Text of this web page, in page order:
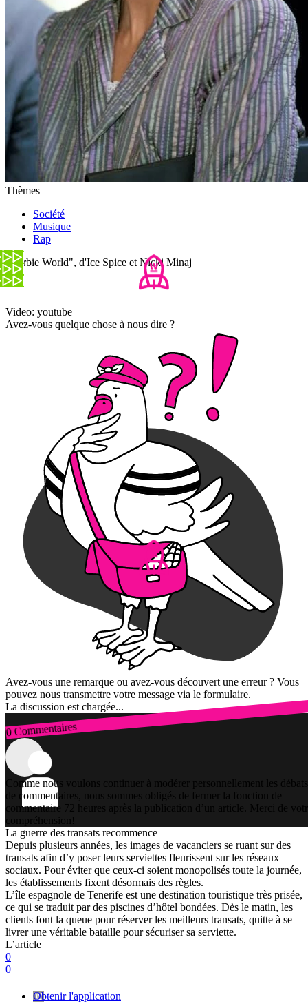
Thèmes
Société
Musique
Rap
"Barbie World", d'Ice Spice et Nicki Minaj
Video: youtube
Avez-vous quelque chose à nous dire ?
Avez-vous une remarque ou avez-vous découvert une erreur ? Vous
pouvez nous transmettre votre message via le formulaire.
La discussion est chargée...
0 Commentaires
Connexion
Comme nous voulons continuer à modérer personnellement les débats
de commentaires, nous sommes obligés de fermer la fonction de
commentaire 72 heures après la publication d’un article. Merci de
compréhension!
La guerre des transats recommence
Depuis plusieurs années, les images de vacanciers se ruant sur des
transats afin d’y poser leurs serviettes fleurissent sur les réseaux
sociaux. Pour éviter que ceux-ci soient monopolisés toute la journée,
les établissements fixent désormais des règles.
L’île espagnole de Tenerife est une destination touristique très prisée,
ce qui se traduit par des piscines d’hôtel bondées. Dès le matin, les
clients font la queue pour réserver les meilleurs transats, quitte à se
livrer une véritable bataille pour sécuriser sa serviette.
L’article
0
0
Obtenir l'application